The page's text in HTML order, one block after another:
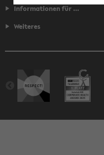
Informationen für ...
Weiteres